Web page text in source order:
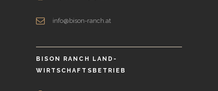
info@bison-ranch.at
BISON RANCH LAND-
WIRTSCHAFTSBETRIEB